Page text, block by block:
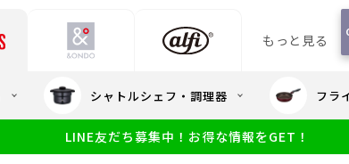
もっと見る
サーモ
食洗機対応 幼児・園児向け水筒
シャトルシェフ・調理器 フラ
LINE友だち募集中！お得な情報をGET！